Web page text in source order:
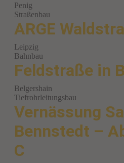
Penig
Straßenbau
ARGE
Leipzig
Bahnbau
Feldstraße in
Belgershain
Tiefrohrleitungsbau
Vernässung
Bennstedt –
C